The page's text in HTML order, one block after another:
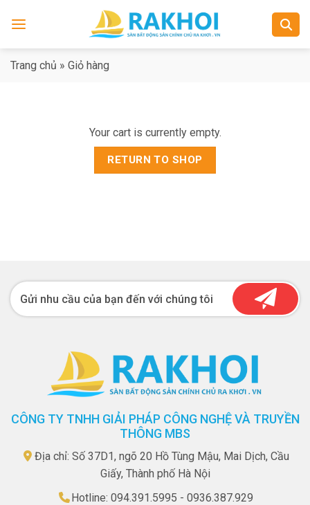
Trang chủ » Giỏ hàng
Your cart is currently empty.
RETURN TO SHOP
Gửi nhu cầu của bạn đến với chúng tôi
CÔNG TY TNHH GIẢI PHÁP CÔNG NGHỆ VÀ TRUYỀN
THÔNG MBS
Địa chỉ: Số 37D1, ngõ 20 Hồ Tùng Mậu, Mai Dịch, Cầu
Giấy, Thành phố Hà Nội
Hotline: 094.391.5995 - 0936.387.929